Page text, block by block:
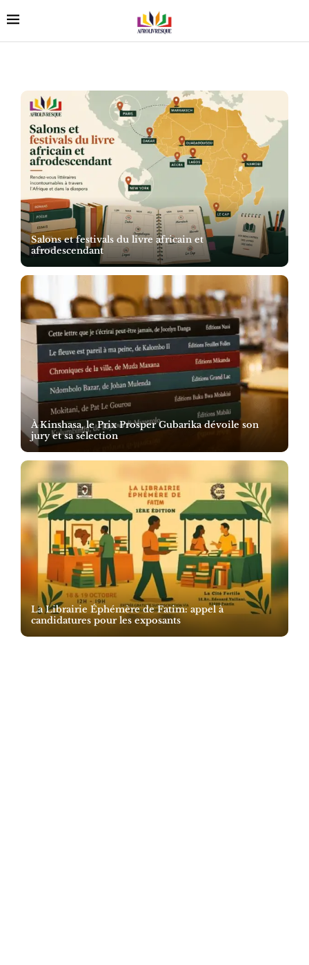
Salons et festivals du livre africain et
afrodescendant
À Kinshasa, le Prix Prosper Gubarika dévoile son
jury et sa sélection
La Librairie Éphémère de Fatim: appel à
candidatures pour les exposants